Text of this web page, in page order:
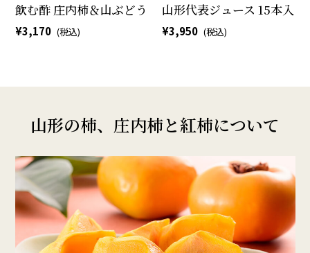
飲む酢 庄内柿＆山ぶどう
3,170
山形代表ジュース 15本入
3,950
山形の柿、庄内柿と紅柿について